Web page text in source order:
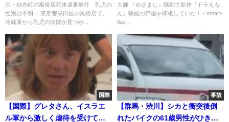
明
京・錦糸町の風俗店死体遺棄事件 乳児の
性別は不明 …東京都墨田区の風俗店で、
冷蔵庫から乳児の頭部が見つか...
もん』映画の声優を降板してい
た
大輝 『めざまし』騒動で新作『ドラえも
ん』映画の声優を降板していた！ - smart-
flas...
国際
【国際】グレタさん、イスラエ
ル軍から激しく虐待を受けてい
事故
【群馬・渋川】シカと衝突後倒
れたバイクの61歳男性がひき逃